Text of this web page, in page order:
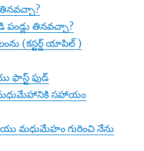
తినవచ్చా?
తినవచ్చా?
(కస్టర్డ్ యాపిల్ )
ఫాస్ట్ ఫుడ్
సహాయం
మధుమేహం గురించి నేను